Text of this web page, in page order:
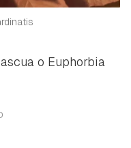
o Euphorbia